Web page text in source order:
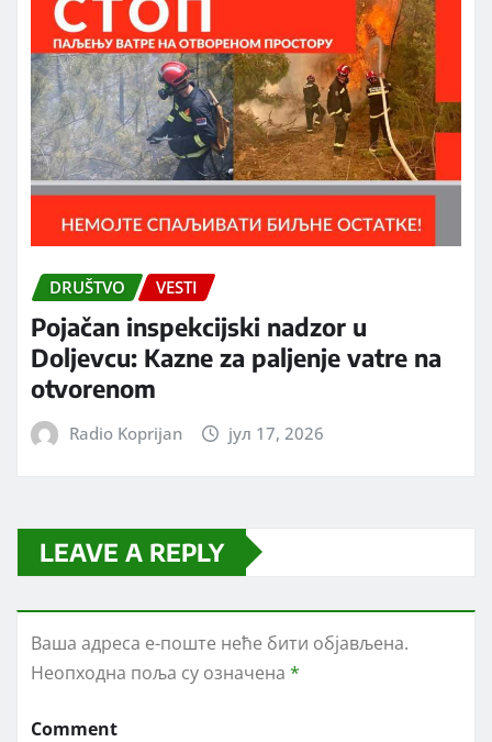
DRUŠTVO VESTI
Pojačan inspekcijski nadzor u
Doljevcu: Kazne za paljenje vatre na
otvorenom
Radio Koprijan јул 17, 2026
LEAVE A REPLY
Ваша адреса е-поште неће бити објављена.
Неопходна поља су означена *
Comment